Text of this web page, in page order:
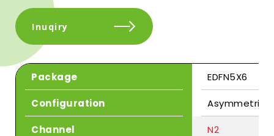
Inuqiry
Package EDFN5X6
Configuration Asymmetric
Channel N2